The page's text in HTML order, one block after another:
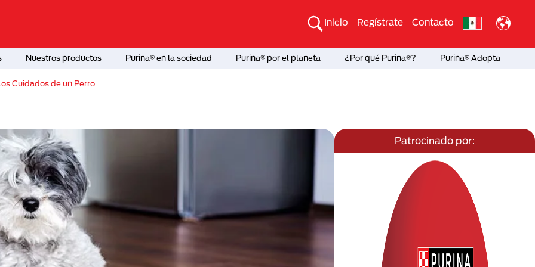
Inicio Regístrate Contacto
Nuestros productos Purina® en la sociedad Purina® por el planeta ¿Por qué Purina®? Purina® Adopta
Cuidados de un Perro
Patrocinado por: